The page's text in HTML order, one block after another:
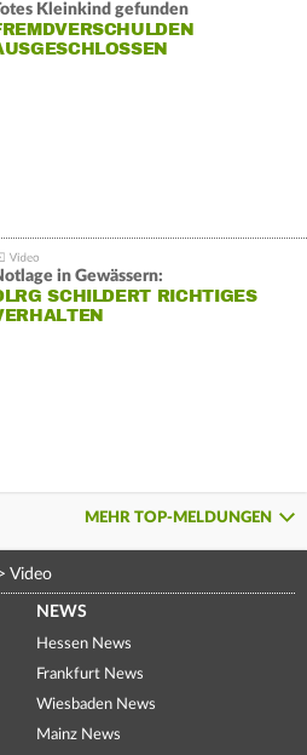
Kleinkind gefunden
in Gewässern:
SCHILDERT RICHTIGES
MEHR TOP-MELDUNGEN
Video
NEWS
Hessen News
Frankfurt News
Wiesbaden News
Mainz News